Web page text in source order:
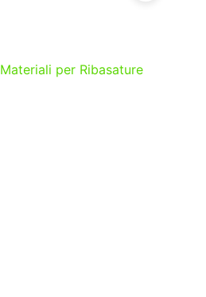
Materiali per Ribasature